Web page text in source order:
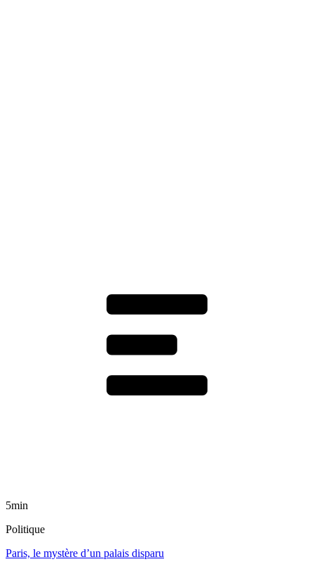
5min
Politique
Paris, le mystère d’un palais disparu